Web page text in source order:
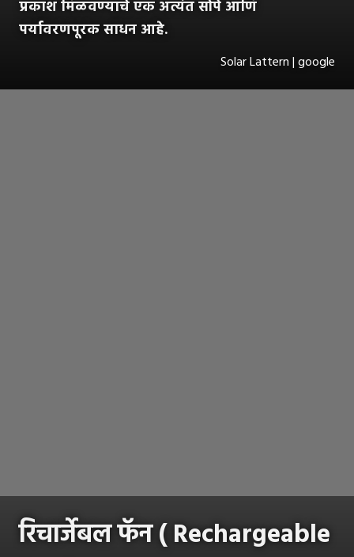
प्रकाश मिळवण्याचे एक अत्यंत सोपे आणि
पर्यावरणपूरक साधन आहे.
Solar Lattern | google
रिचार्जेबल फॅन ( Rechargeable